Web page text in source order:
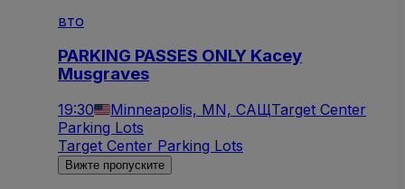
вто
PARKING PASSES ONLY Kacey
Musgraves
19:30 Minneapolis, MN, САЩTarget Center
Parking Lots
Target Center Parking Lots
Вижте пропуските